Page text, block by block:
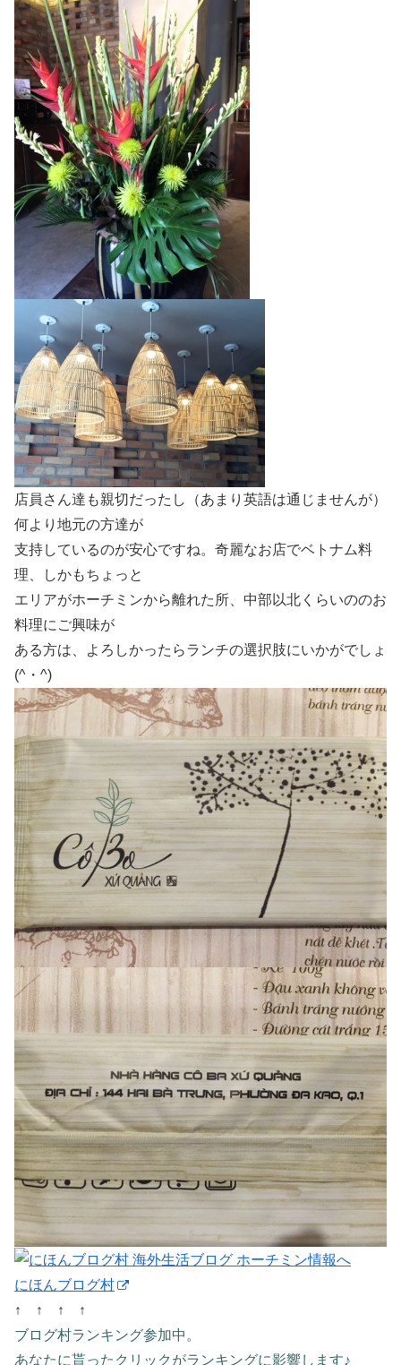
店員さん達も親切だったし（あまり英語は通じませんが）
何より地元の方達が
支持しているのが安心ですね。奇麗なお店でベトナム料
理、しかもちょっと
エリアがホーチミンから離れた所、中部以北くらいののお
料理にご興味が
ある方は、よろしかったらランチの選択肢にいかがでしょ
(^・^)
にほんブログ村
↑ ↑ ↑ ↑
ブログ村ランキング参加中。
あなたに貰ったクリックがランキングに影響します♪